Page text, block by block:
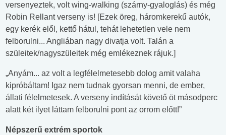
versenyeztek, volt wing-walking (szárny-gyaloglás) és még
Robin Rellant verseny is! [Ezek öreg, háromkerekű autók,
egy kerék elől, kettő hátul, tehát lehetetlen vele nem
felborulni... Angliában nagy divatja volt. Talán a
szüleitek/nagyszüleitek még emlékeznek rájuk.]
„Anyám... az volt a legfélelmetesebb dolog amit valaha
kipróbáltam! Igaz nem tudnak gyorsan menni, de ember,
állati félelmetesek. A verseny indítását követő öt másodperc
alatt két ilyet láttam felborulni pont az orrom előtt!”
Népszerű extrém sportok